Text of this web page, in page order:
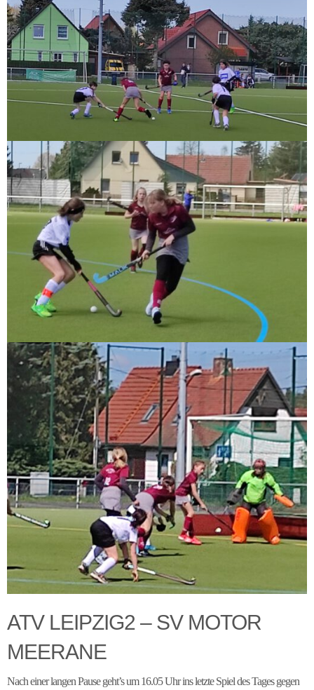
ATV LEIPZIG2 – SV MOTOR
MEERANE
Nach einer langen Pause geht’s um 16.05 Uhr ins letzte Spiel des Tages gegen